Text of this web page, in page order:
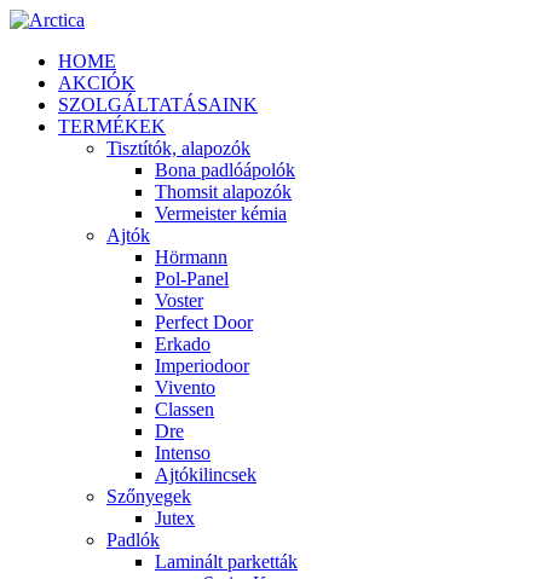
HOME
AKCIÓK
SZOLGÁLTATÁSAINK
TERMÉKEK
Tisztítók, alapozók
Bona padlóápolók
Thomsit alapozók
Vermeister kémia
Ajtók
Hörmann
Pol-Panel
Voster
Perfect Door
Erkado
Imperiodoor
Vivento
Classen
Dre
Intenso
Ajtókilincsek
Szőnyegek
Jutex
Padlók
Laminált parketták